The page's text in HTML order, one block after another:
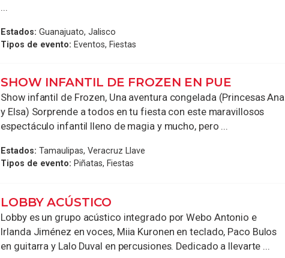
...
Estados: Guanajuato, Jalisco
Tipos de evento: Eventos, Fiestas
SHOW INFANTIL DE FROZEN EN PUE
Show infantil de Frozen, Una aventura congelada (Princesas Ana
y Elsa) Sorprende a todos en tu fiesta con este maravillosos
espectáculo infantil lleno de magia y mucho, pero ...
Estados: Tamaulipas, Veracruz Llave
Tipos de evento: Piñatas, Fiestas
LOBBY ACÚSTICO
Lobby es un grupo acústico integrado por Webo Antonio e
Irlanda Jiménez en voces, Miia Kuronen en teclado, Paco Bulos
en guitarra y Lalo Duval en percusiones. Dedicado a llevarte ...